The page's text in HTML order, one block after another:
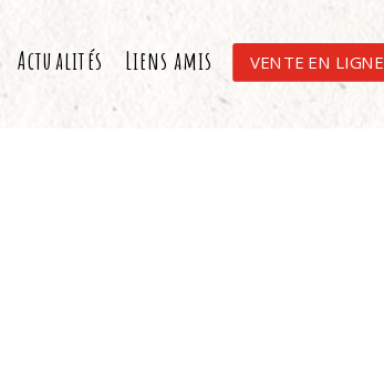
Actualités Liens amis VENTE EN LIGNE